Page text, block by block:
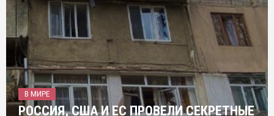
В МИРЕ
РОССИЯ, США И ЕС ПРОВЕЛИ СЕКРЕТНЫЕ